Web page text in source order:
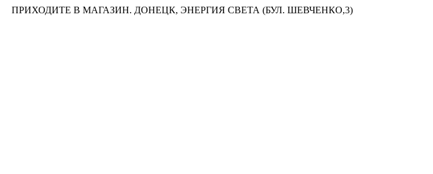
ПРИХОДИТЕ В МАГАЗИН. ДОНЕЦК, ЭНЕРГИЯ СВЕТА (БУЛ. ШЕВЧЕНКО,3)